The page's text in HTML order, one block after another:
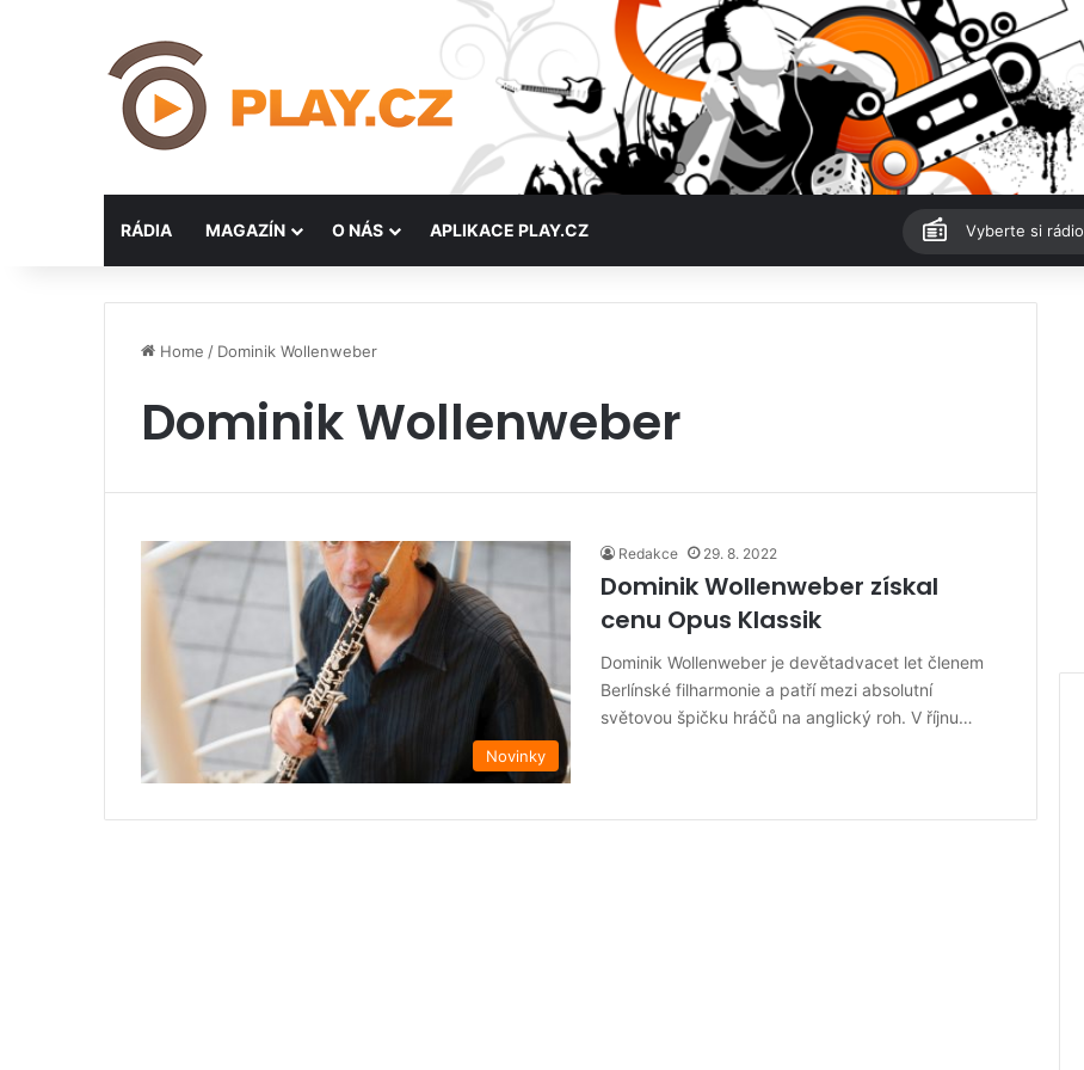
RÁDIA MAGAZÍN O NÁS APLIKACE PLAY.CZ Vyberte si rádio
Home / Dominik Wollenweber
Dominik Wollenweber
Novinky
Redakce 29. 8. 2022
Dominik Wollenweber získal
cenu Opus Klassik
Dominik Wollenweber je devětadvacet let členem
Berlínské filharmonie a patří mezi absolutní
světovou špičku hráčů na anglický roh. V říjnu…